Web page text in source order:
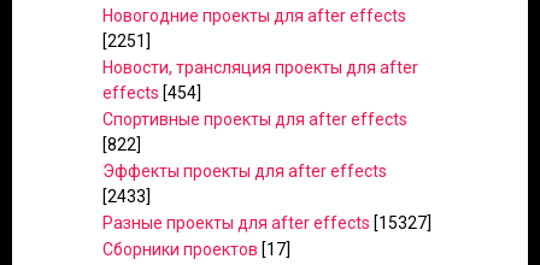
Новогодние проекты для after effects
[2251]
Новости, трансляция проекты для after
effects [454]
Спортивные проекты для after effects
[822]
Эффекты проекты для after effects
[2433]
Разные проекты для after effects [15327]
Сборники проектов [17]